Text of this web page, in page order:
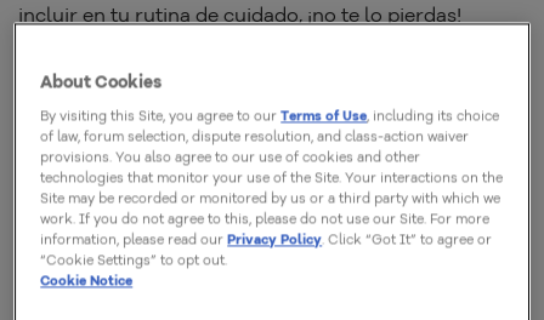
incluir en tu rutina de cuidado, ¡no te lo pierdas!
1. Mantén tus softwares
actualizados
El primer paso es uno de los más simples, pero marca
una gran diferencia. Muchas de las actualizaciones de
software se realizan específicamente para reducir las
About Cookies
By visiting this Site, you agree to ourTerms of Use, including its choice
of law, forum selection, dispute resolution, and class-action waiver
provisions. You also agree to our use of cookies and other
technologies that monitor your use of the Site. Your interactions on the
Site may be recorded or monitored by us or a third party with which we
work. If you do not agree to this, please do not use our Site. For more
information, please read ourPrivacy Policy. Click “Got It” to agree or
“Cookie Settings” to opt out.
Cookie Notice